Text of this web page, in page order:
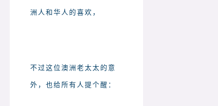
洲人和华人的喜欢，
不过这位澳洲老太太的意
外，也给所有人提个醒：